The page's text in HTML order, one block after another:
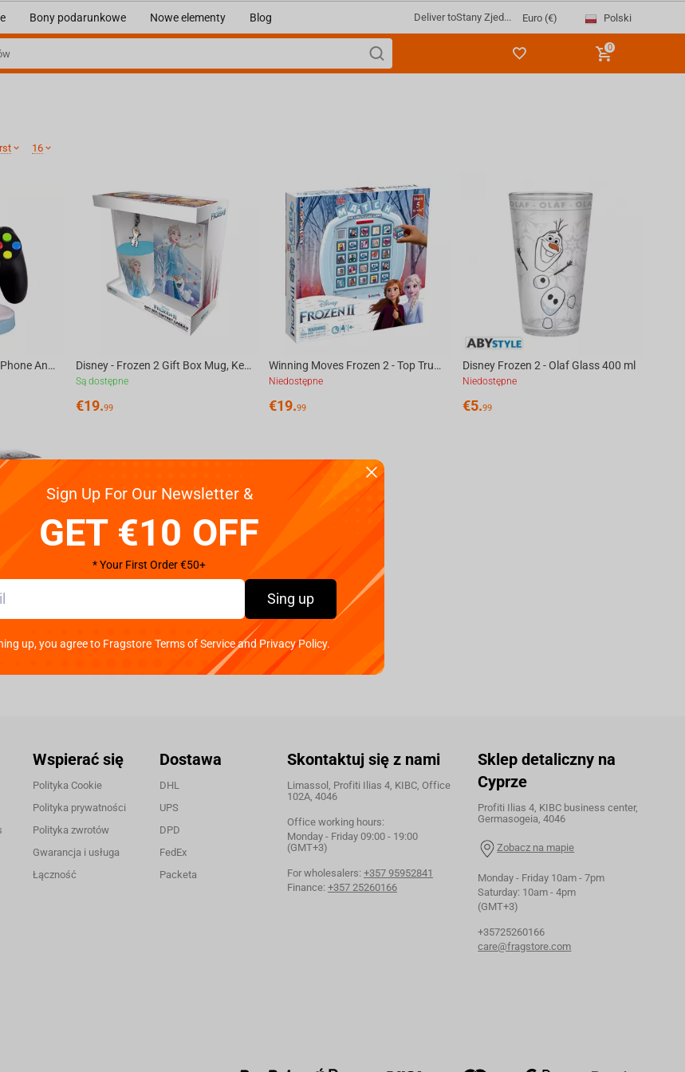
Bony podarunkowe Nowe elementy Blog Deliver toStany Zjed... Euro (€) Polski
0
16
Cable Guy Frozen - Olaf Phone And Controller Holder Disney - Frozen 2 Gift Box Mug, Keychain, Notebook
Są dostępne
€19.99
Winning Moves Frozen 2 - Top Trumps Match Board Game
Niedostępne
€19.99
Disney Frozen 2 - Olaf Glass 400 ml
Niedostępne
€5.99
Disney - Frozen 2 Plates Set of 4 Pcs
Wspierać się
Polityka Cookie
Polityka prywatności
Polityka zwrotów
Gwarancja i usługa
Łączność
Dostawa
DHL
UPS
DPD
FedEx
Packeta
Skontaktuj się z nami
Limassol, Profiti Ilias 4, KIBC, Office
102A, 4046
Office working hours:
Monday - Friday 09:00 - 19:00
(GMT+3)
For wholesalers: +357 95952841
Finance: +357 25260166
Sklep detaliczny na
Cyprze
Profiti Ilias 4, KIBC business center,
Germasogeia, 4046
Zobacz na mapie
Monday - Friday 10am - 7pm
Saturday: 10am - 4pm
(GMT+3)
+35725260166
care@fragstore.com
Sign Up For Our Newsletter &
GET €10 OFF
* Your First Order €50+
Sing up
up, you agree to Fragstore Terms of Service and Privacy Policy.